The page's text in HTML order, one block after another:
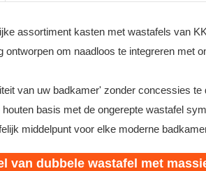
assortiment kasten met wastafels van
ontworpen om naadloos te integreren met
van uw badkamer' zonder concessies
basis met de ongerepte wastafel
middelpunt voor elke moderne
van dubbele wastafel met